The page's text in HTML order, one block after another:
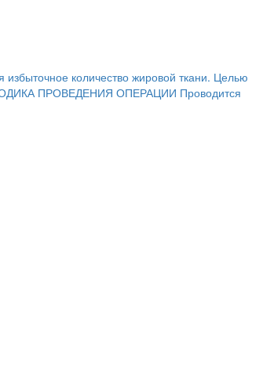
количество жировой ткани. Целью
ПРОВЕДЕНИЯ ОПЕРАЦИИ Проводится